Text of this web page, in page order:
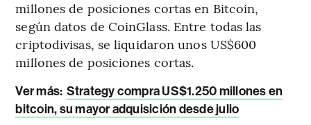
millones de posiciones cortas en Bitcoin,
según datos de CoinGlass. Entre todas las
criptodivisas, se liquidaron unos US$600
millones de posiciones cortas.
Ver más: Strategy compra US$1.250 millones en
bitcoin, su mayor adquisición desde julio